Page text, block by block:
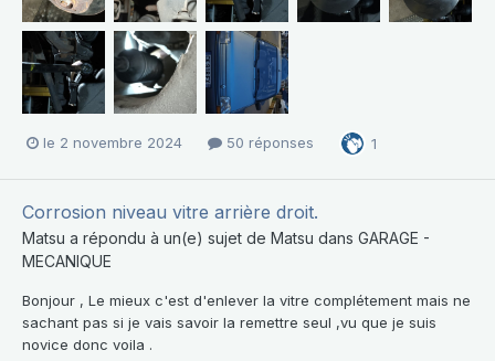
le 2 novembre 2024 50 réponses 1
Corrosion niveau vitre arrière droit.
Matsu a répondu à un(e) sujet de Matsu dans GARAGE -
MECANIQUE
Bonjour , Le mieux c'est d'enlever la vitre complétement mais ne
sachant pas si je vais savoir la remettre seul ,vu que je suis
novice donc voila .